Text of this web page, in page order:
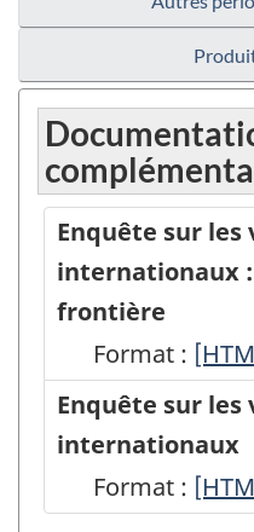
Enquête sur les
internationaux
frontière
Format :
sur
les
Enquête sur les
internationaux
Format :